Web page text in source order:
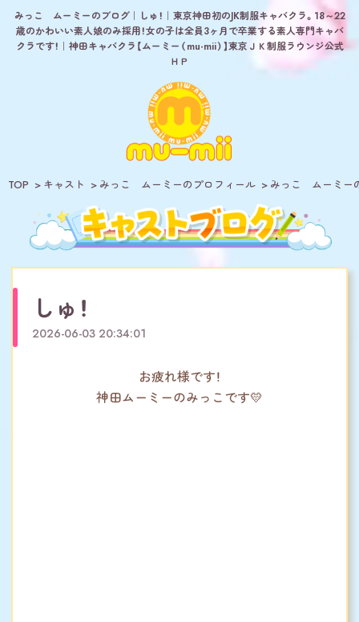
みっこ ムーミーのブログ｜しゅ！｜東京神田初のJK制服キャバクラ。18～22
歳のかわいい素人娘のみ採用！女の子は全員3ヶ月で卒業する素人専門キャバ
クラです！｜神田キャバクラ【ムーミー（mu-mii）】東京ＪＫ制服ラウンジ公式
ＨＰ
TOP キャスト みっこ ムーミーのプロフィール みっこ ムーミー
しゅ！
2026-06-03 20:34:01
お疲れ様です！
神田ムーミーのみっこです💛